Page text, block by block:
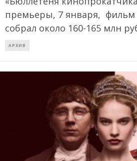
премьеры, 7 января,
собрал около 160-165 млн
АРХИВ